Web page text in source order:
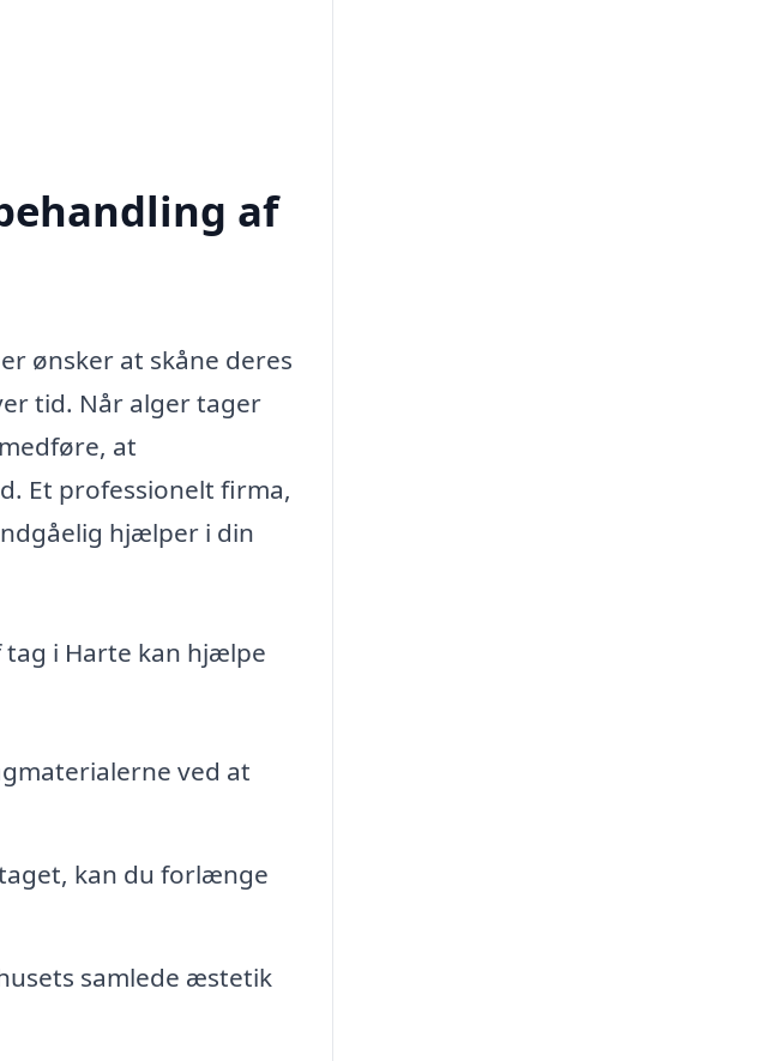
af
ønsker at skåne deres
tid. Når alger tager
at
Et professionelt firma,
hjælper i din
tag i Harte kan hjælpe
ved at
kan du forlænge
samlede æstetik